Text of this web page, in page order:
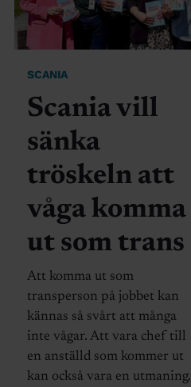
SCANIA
Scania vill
sänka
tröskeln att
våga komma
ut som trans
Att komma ut som
transperson på jobbet kan
kännas så svårt att många
inte vågar. Att vara chef till
en anställd som kommer ut
kan också vara en utmaning.